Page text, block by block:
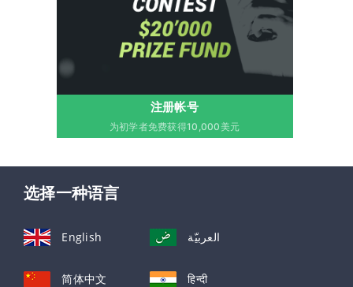
注册帐号
为初学者免费获得10,000美元
选择一种语言
English العربيّة
简体中文 हिन्दी